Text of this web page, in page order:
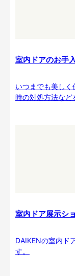
室内ドアのお手
いつまでも美し
時の対処方法など
室内ドア展示シ
DAIKENの室内ド
す。